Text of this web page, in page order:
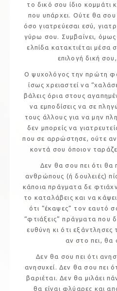
το δικό σου ίδιο κομμάτι
που υπάρχει. Ούτε θα σου
όσο γιατρεύεσαι εσύ,
γύρω σου. Συμβαίνει, όμως
ελπίδα κατακτιέται μέσα
επιλογή δική
Ο ψυχολόγος την πρώτη
ίσως χρειαστεί να
βάλεις όρια στους
να εμποδίσεις να σε
τους άλλους για να μην
δεν μπορείς να
που σε αρρώστησε, ούτε
κοντά σου όποιον
Δεν θα σου πει ότι θα
ανθρώπους (ή δουλειές)
κάποια πράγματα δε
το καταλάβεις και να
ότι “έκαψες” τον εαυτό
“φτιάξεις” πράγματα που
ευθύνη κι ότι
αν στο πει, θα
Δεν θα σου πει ότι
ανησυχεί. Δεν θα σου πει
βαριέται. Δεν θα μιλάει
θα είναι φλύαρες και